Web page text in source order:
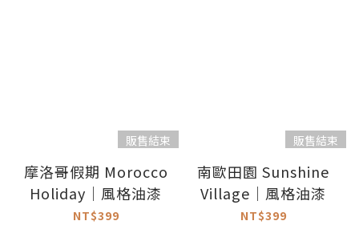
販售結束
摩洛哥假期 Morocco
Holiday｜風格油漆
NT$399
販售結束
南歐田園 Sunshine
Village｜風格油漆
NT$399